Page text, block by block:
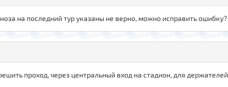
на последний тур указаны не верно, можно исправить ошибку?
проход, через центральный вход на стадион, для